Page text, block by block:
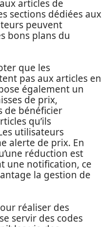
articles de
sections dédiées aux
peuvent
bons plans du
que les
pas aux articles en
également un
de prix,
de bénéficier
qu’ils
utilisateurs
alerte de prix. En
réduction est
une notification, ce
la gestion de
réaliser des
servir des codes